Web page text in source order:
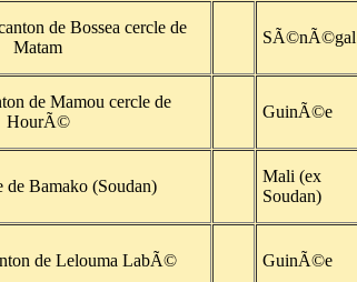
de Bossea cercle de
Matam
SÃ©nÃ©gal
de Mamou cercle de
HourÃ©
GuinÃ©e
de Bamako (Soudan)
Mali (ex
Soudan)
de Lelouma LabÃ© GuinÃ©e